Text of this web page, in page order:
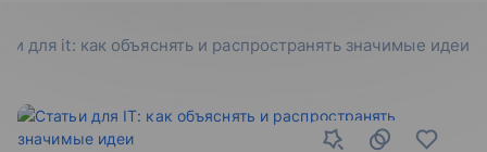
для it: как объяснять и распространять значимые идеи